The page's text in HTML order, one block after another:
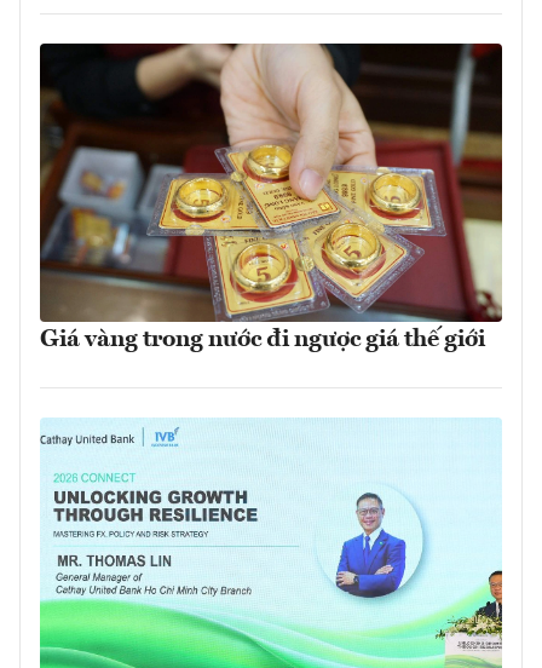
Giá vàng trong nước đi ngược giá thế giới